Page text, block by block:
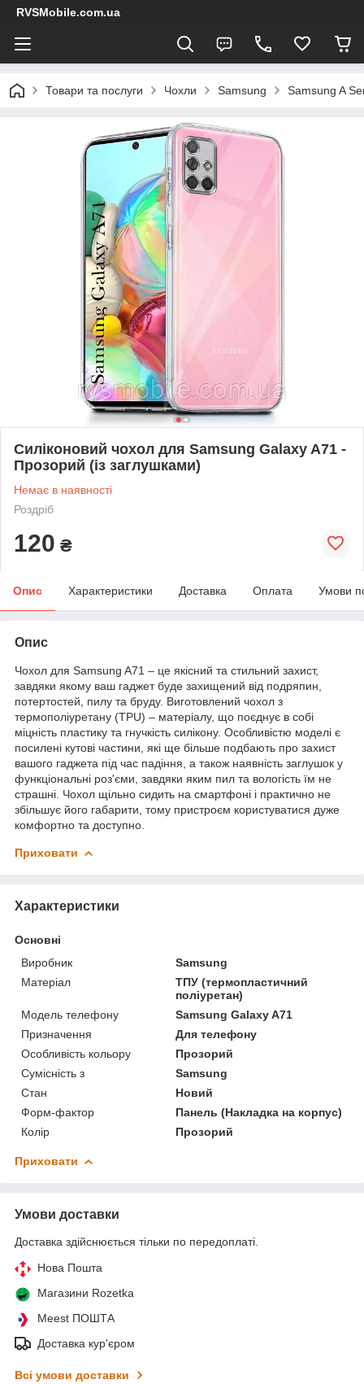
RVSMobile.com.ua
Товари та послуги Чохли Samsung Samsung A
Силіконовий чохол для Samsung Galaxy A71 -
Прозорий (із заглушками)
Немає в наявності
Роздріб
120 ₴
Опис Характеристики Доставка Оплата Умови
Опис
Чохол для Samsung A71 – це якісний та стильний захист,
завдяки якому ваш гаджет буде захищений від подряпин,
потертостей, пилу та бруду. Виготовлений чохол з
термополіуретану (TPU) – матеріалу, що поєднує в собі
міцність пластику та гнучкість силікону. Особливістю моделі є
посилені кутові частини, які ще більше подбають про захист
вашого гаджета під час падіння, а також наявність заглушок у
функціональні роз'єми, завдяки яким пил та вологість їм не
страшні. Чохол щільно сидить на смартфоні і практично не
збільшує його габарити, тому пристроєм користуватися дуже
комфортно та доступно.
Приховати
Характеристики
Основні
Виробник
Samsung
Матеріал
ТПУ (термопластичний
поліуретан)
Модель телефону
Samsung Galaxy A71
Призначення
Для телефону
Особливість кольору
Прозорий
Сумісність з
Samsung
Стан
Новий
Форм-фактор
Панель (Накладка на корпус)
Колір
Прозорий
Приховати
Умови доставки
Доставка здійснюється тільки по передоплаті.
Нова Пошта
Магазини Rozetka
Meest ПОШТА
Доставка кур'єром
Всі умови доставки